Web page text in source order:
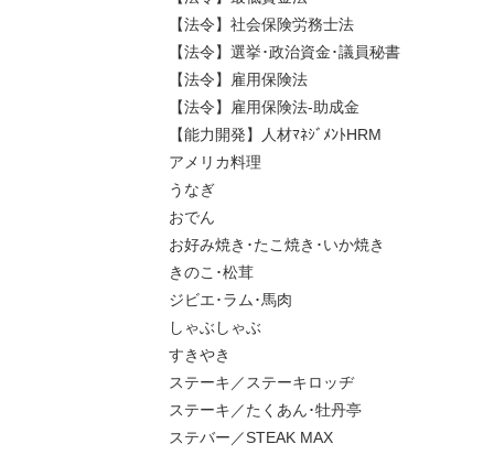
【法令】社会保険労務士法
【法令】選挙･政治資金･議員秘書
【法令】雇用保険法
【法令】雇用保険法-助成金
【能力開発】人材ﾏﾈｼﾞﾒﾝﾄHRM
アメリカ料理
うなぎ
おでん
お好み焼き･たこ焼き･いか焼き
きのこ･松茸
ジビエ･ラム･馬肉
しゃぶしゃぶ
すきやき
ステーキ／ステーキロッヂ
ステーキ／たくあん･牡丹亭
ステバー／STEAK MAX